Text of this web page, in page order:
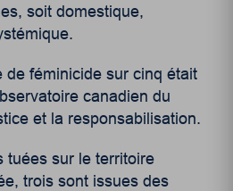
soit domestique,
de féminicide sur cinq était
canadien du
et la responsabilisation.
tuées sur le territoire
trois sont issues des